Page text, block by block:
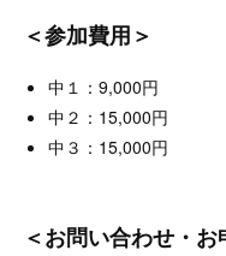
＜参加費用＞
中１：9,000円
中２：15,000円
中３：15,000円
＜お問い合わせ・お